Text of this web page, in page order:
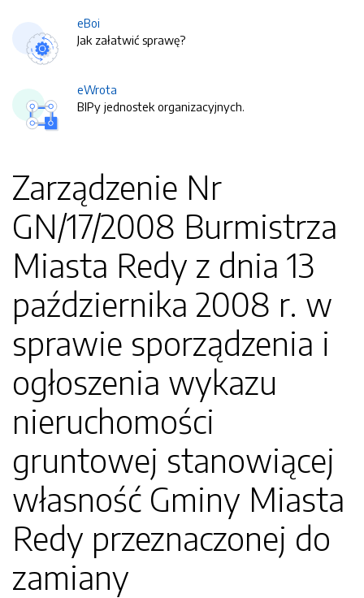
eBoi
Jak załatwić sprawę?
eWrota
BIPy jednostek organizacyjnych.
Zarządzenie Nr
GN/17/2008 Burmistrza
Miasta Redy z dnia 13
października 2008 r. w
sprawie sporządzenia i
ogłoszenia wykazu
nieruchomości
gruntowej stanowiącej
własność Gminy Miasta
Redy przeznaczonej do
zamiany